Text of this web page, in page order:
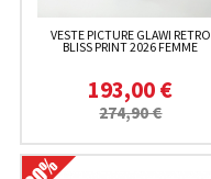
VESTE PICTURE GLAWI RETRO
BLISS PRINT 2026 FEMME
193,00 €
274,90 €